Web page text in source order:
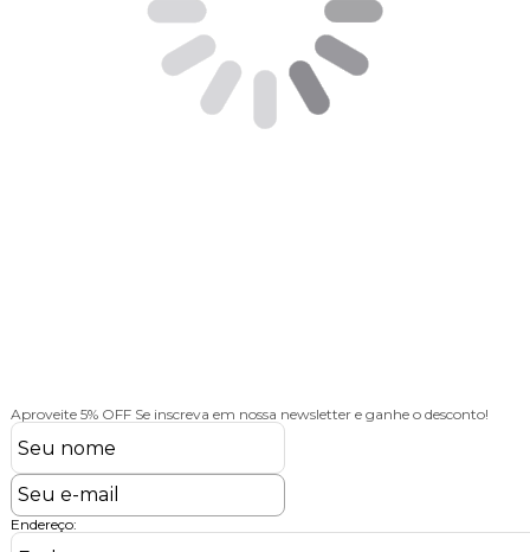
Aproveite 5% OFF Se inscreva em nossa newsletter e ganhe o desconto!
Endereço: